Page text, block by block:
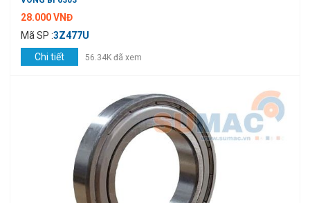
28.000 VNĐ
Mã SP :3Z477U
Chi tiết
56.34K đã xem